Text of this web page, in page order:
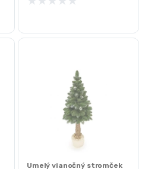
Umelý vianočný stromček